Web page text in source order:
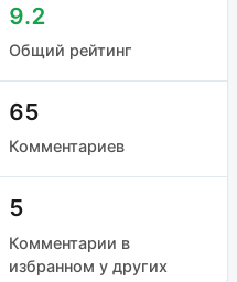
9.2
Общий рейтинг
65
Комментариев
5
Комментарии в
избранном у других